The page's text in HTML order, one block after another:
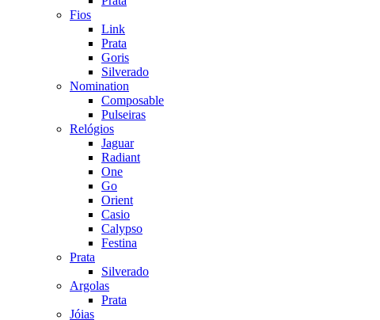
Fios
Link
Prata
Goris
Silverado
Nomination
Composable
Pulseiras
Relógios
Jaguar
Radiant
One
Go
Orient
Casio
Calypso
Festina
Prata
Silverado
Argolas
Prata
Jóias